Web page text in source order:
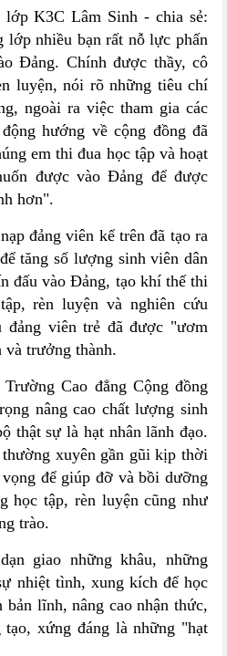
K3C Lâm Sinh - chia sẻ:
lớp nhiều bạn rất nỗ lực phấn
Đảng. Chính được thầy, cô
luyện, nói rõ những tiêu chí
ngoài ra việc tham gia các
hướng về cộng đồng đã
em thi đua học tập và hoạt
được vào Đảng để được
hơn".
đảng viên kể trên đã tạo ra
tăng số lượng sinh viên dân
đấu vào Ðảng, tạo khí thế thi
rèn luyện và nghiên cứu
đảng viên trẻ đã được "ươm
và trưởng thành.
Cao đẳng Cộng đồng
nâng cao chất lượng sinh
thật sự là hạt nhân lãnh đạo.
xuyên gần gũi kịp thời
để giúp đỡ và bồi dưỡng
học tập, rèn luyện cũng như
trào.
giao những khâu, những
nhiệt tình, xung kích để học
lĩnh, nâng cao nhận thức,
tạo, xứng đáng là những "hạt